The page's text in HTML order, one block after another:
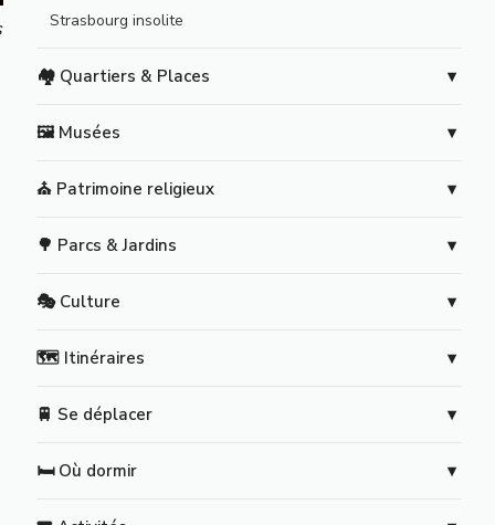
Strasbourg insolite
🏘️ Quartiers & Places
🖼️ Musées
⛪ Patrimoine religieux
🌳 Parcs & Jardins
🎭 Culture
🗺️ Itinéraires
🚆 Se déplacer
🛏️ Où dormir